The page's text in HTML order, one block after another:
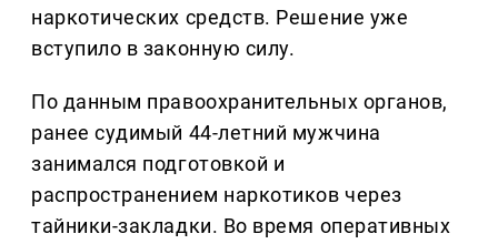
наркотических средств. Решение уже
вступило в законную силу.
По данным правоохранительных органов,
ранее судимый 44-летний мужчина
занимался подготовкой и
распространением наркотиков через
тайники-закладки. Во время оперативных